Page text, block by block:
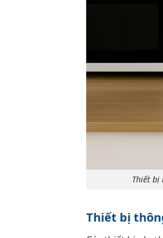
Thiết bị
Thiết bị